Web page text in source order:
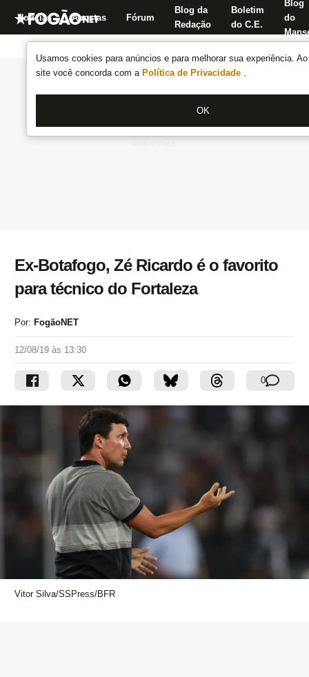
Usamos cookies para anúncios e para melhorar sua experiência.
site você concorda com a Política de Privacidade .
OK
Notícias Apostas Fórum
Blog da
Redação
Boletim
do C.E.
Blog
do
Ex-Botafogo, Zé Ricardo é o favorito
para técnico do Fortaleza
Por: FogãoNET
12/08/19 às 13:30
0
Vitor Silva/SSPress/BFR